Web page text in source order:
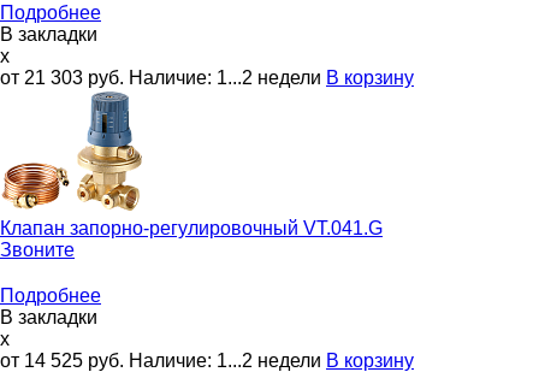
Подробнее
В закладки
x
от 21 303 руб. Наличие: 1...2 недели В корзину
Клапан запорно-регулировочный VT.041.G
Звоните
Подробнее
В закладки
x
от 14 525 руб. Наличие: 1...2 недели В корзину